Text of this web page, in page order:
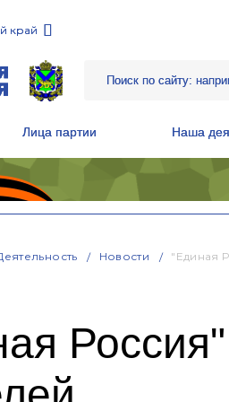
край
Лица партии Наша
Новости "Единая
край
Лица партии Наша